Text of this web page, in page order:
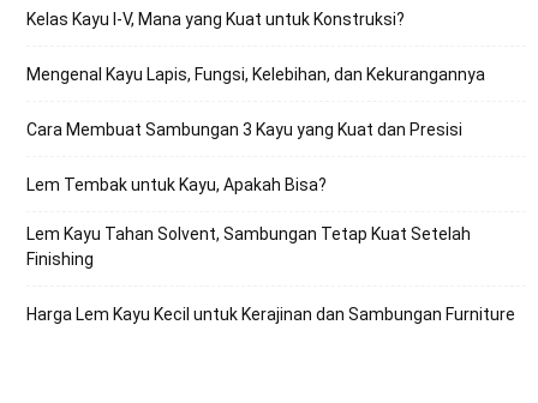
Kelas Kayu I-V, Mana yang Kuat untuk Konstruksi?
Mengenal Kayu Lapis, Fungsi, Kelebihan, dan Kekurangannya
Cara Membuat Sambungan 3 Kayu yang Kuat dan Presisi
Lem Tembak untuk Kayu, Apakah Bisa?
Lem Kayu Tahan Solvent, Sambungan Tetap Kuat Setelah
Finishing
Harga Lem Kayu Kecil untuk Kerajinan dan Sambungan Furniture